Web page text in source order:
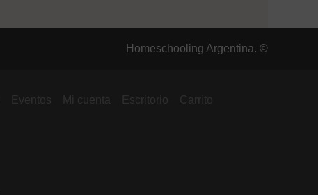
Homeschooling Argentina. ©
Eventos Mi cuenta Escritorio
Carrito